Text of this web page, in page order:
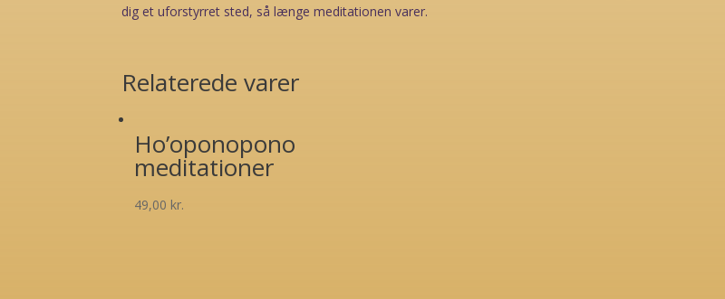
dig et uforstyrret sted, så længe meditationen varer.
Relaterede varer
Ho’oponopono
meditationer
49,00 kr.